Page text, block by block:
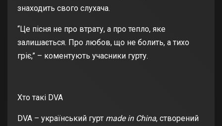
знаходить свого слухача.
“Це пісня не про втрату, а про тепло, яке
залишається. Про любов, що не болить, а тихо
гріє,” – коментують учасники гурту.
Хто такі DVA
DVA – український гурт made in China, створений